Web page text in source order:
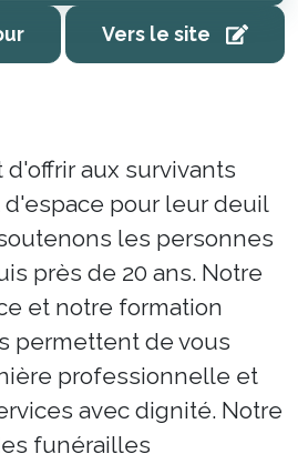
Vers le site
aux survivants
pour leur deuil
les personnes
près de 20 ans. Notre
et notre formation
permettent de vous
professionnelle et
avec dignité. Notre
funérailles